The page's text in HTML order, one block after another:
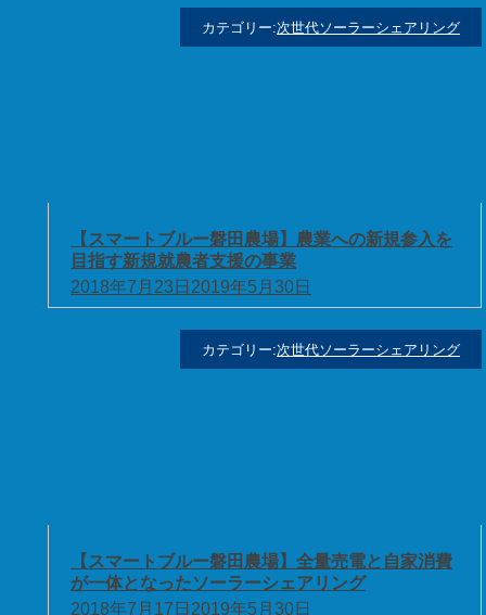
カテゴリー:次世代ソーラーシェアリング
【スマートブルー磐田農場】農業への新規参入を
目指す新規就農者支援の事業
2018年7月23日 2019年5月30日
カテゴリー:次世代ソーラーシェアリング
【スマートブルー磐田農場】全量売電と自家消費
が一体となったソーラーシェアリング
2018年7月17日 2019年5月30日